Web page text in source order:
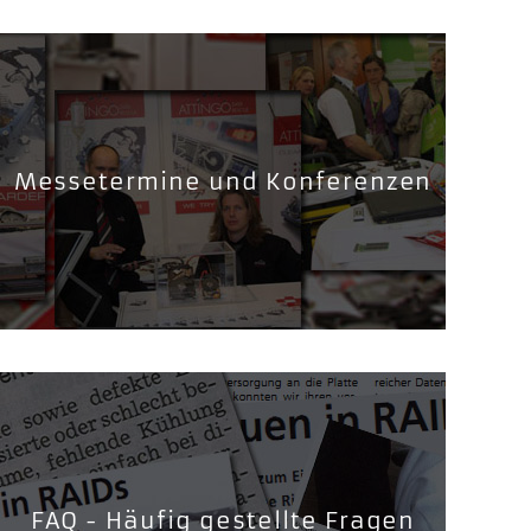
Messetermine und Konferenzen
FAQ - Häufig gestellte Fragen